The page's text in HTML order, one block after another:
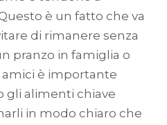
è un fatto che va
di rimanere senza
pranzo in famiglia o
amici è importante
gli alimenti chiave
in modo chiaro che